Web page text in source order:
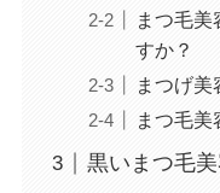
まつ毛
すか？
まつげ美
まつ毛美
黒いまつ毛